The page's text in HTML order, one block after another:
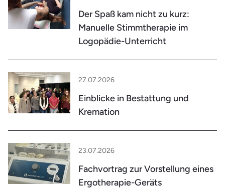
Der Spaß kam nicht zu kurz:
Manuelle Stimmtherapie im
Logopädie-Unterricht
27.07.2026
Einblicke in Bestattung und
Kremation
23.07.2026
Fachvortrag zur Vorstellung eines
Ergotherapie-Geräts